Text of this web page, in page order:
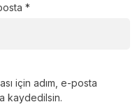
*
için adım, e-posta
kaydedilsin.